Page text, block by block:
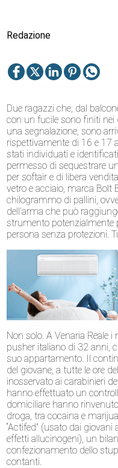
Redazione
Due ragazzi che, dal
con un fucile sono finiti nei
una segnalazione, sono
rispettivamente di 16 e 17
stati individuati e
permesso di sequestrare
per softair e di libera
vetro e acciaio, marca Bolt
chilogrammo di pallini,
dell’arma che può
strumento potenzialmente
persona senza protezioni.
Non solo. A Venaria Reale
pusher italiano di 32 anni,
suo appartamento. Il
del giovane, a tutte le ore
inosservato ai carabinieri
hanno effettuato un
domiciliare hanno
droga, tra cocaina e
“Actifed” (usato dai
effetti allucinogeni), un
confezionamento dello
contanti.